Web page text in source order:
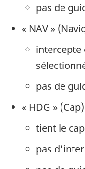
pas de
« NAV »
intercepte
pas de
« HDG » (Cap)
tient le
pas